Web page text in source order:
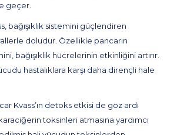
geçer.
bağışıklık sistemini güçlendiren
doludur. Özellikle pancarın
bağışıklık hücrelerinin etkinliğini artırır.
hastalıklara karşı daha dirençli hale
Kvass’ın detoks etkisi de göz ardı
toksinleri atmasına yardımcı